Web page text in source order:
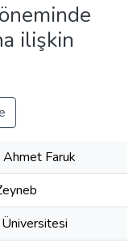
ilişkin
Ahmet Faruk